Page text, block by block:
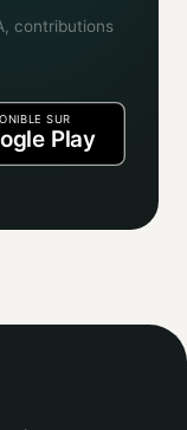
contributions
SUR
Play